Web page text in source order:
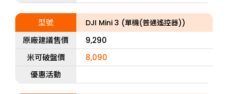
型號 DJI Mini 3 (單機(普通遙控器))
原廠建議售價
9,290
米可破盤價
8,090
優惠活動